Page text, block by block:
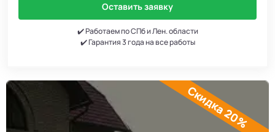
Оставить заявку
✔️ Работаем по СПб и Лен. области
✔️ Гарантия 3 года на все работы
Скидка 20%